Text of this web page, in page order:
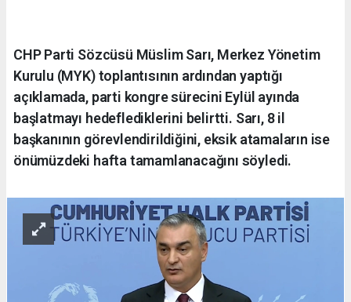
CHP Parti Sözcüsü Müslim Sarı, Merkez Yönetim
Kurulu (MYK) toplantısının ardından yaptığı
açıklamada, parti kongre sürecini Eylül ayında
başlatmayı hedeflediklerini belirtti. Sarı, 8 il
başkanının görevlendirildiğini, eksik atamaların ise
önümüzdeki hafta tamamlanacağını söyledi.